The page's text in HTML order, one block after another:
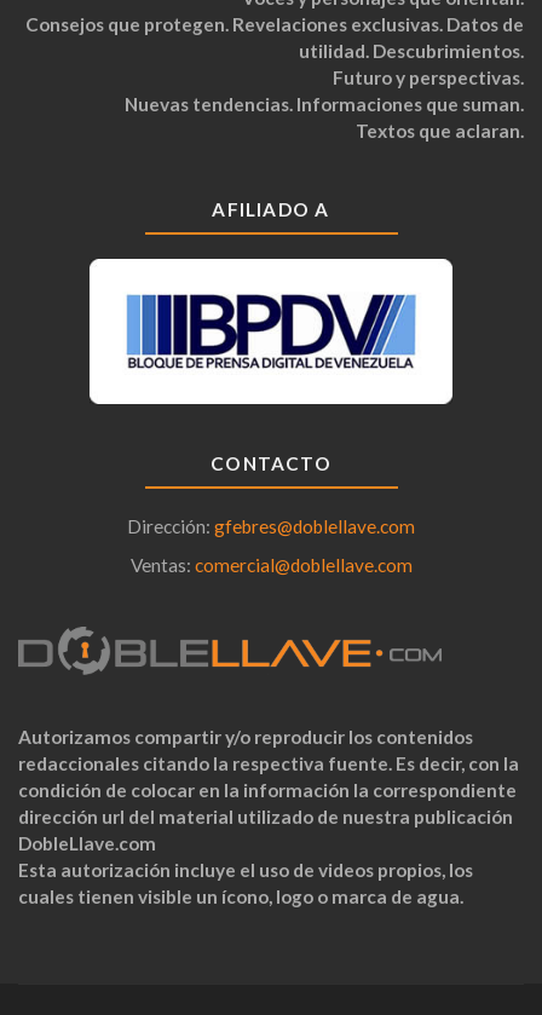
Consejos que protegen. Revelaciones exclusivas. Datos de
utilidad. Descubrimientos.
Futuro y perspectivas.
Nuevas tendencias. Informaciones que suman.
Textos que aclaran.
AFILIADO A
CONTACTO
Dirección: gfebres@doblellave.com
Ventas: comercial@doblellave.com
Autorizamos compartir y/o reproducir los contenidos
redaccionales citando la respectiva fuente. Es decir, con la
condición de colocar en la información la correspondiente
dirección url del material utilizado de nuestra publicación
DobleLlave.com
Esta autorización incluye el uso de videos propios, los
cuales tienen visible un ícono, logo o marca de agua.